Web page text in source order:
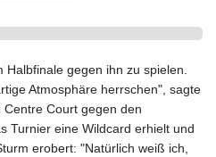
gegen ihn zu spielen.
Atmosphäre herrschen", sagte
Court gegen den
Turnier eine Wildcard erhielt und
erobert: "Natürlich weiß ich,